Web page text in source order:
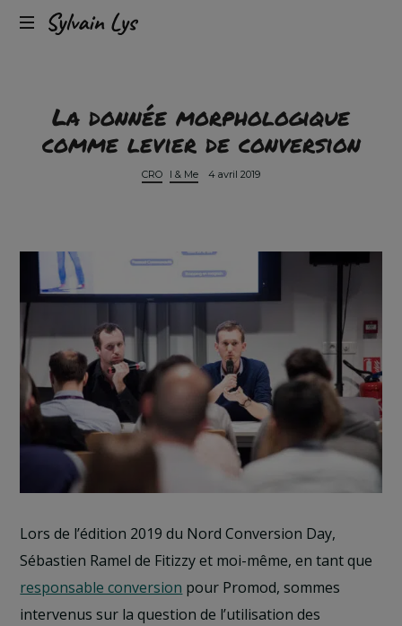
Sylvain
Expérience
client
La donnée morphologique
comme levier de conversion
CRO I & Me 4 avril 2019
Lors de l’édition 2019 du Nord Conversion Day,
Sébastien Ramel de Fitizzy et moi-même, en tant que
responsable conversion pour Promod, sommes
intervenus sur la question de l’utilisation des